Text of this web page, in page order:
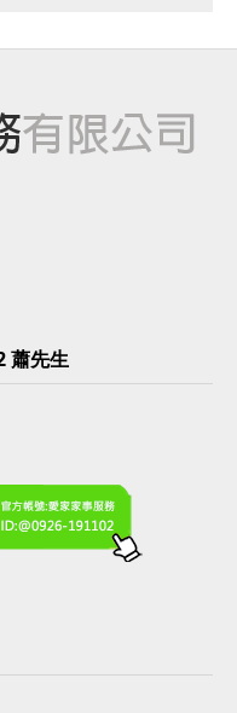
蕭先生